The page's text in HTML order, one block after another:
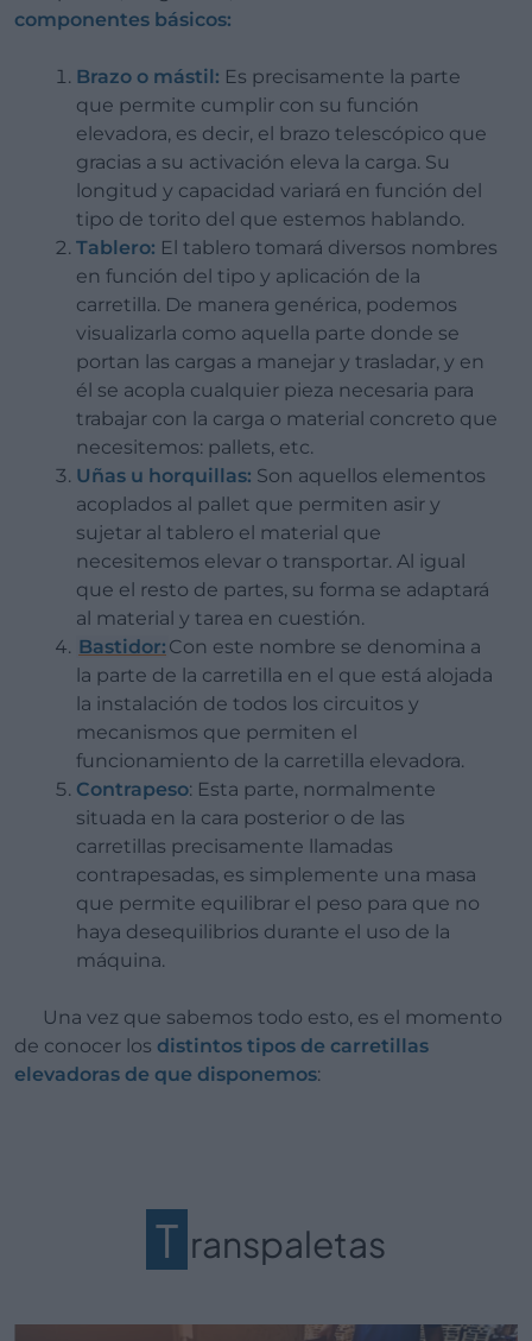
componentes básicos:
Brazo o mástil: Es precisamente la parte
que permite cumplir con su función
elevadora, es decir, el brazo telescópico que
gracias a su activación eleva la carga. Su
longitud y capacidad variará en función del
tipo de torito del que estemos hablando.
Tablero: El tablero tomará diversos nombres
en función del tipo y aplicación de la
carretilla. De manera genérica, podemos
visualizarla como aquella parte donde se
portan las cargas a manejar y trasladar, y en
él se acopla cualquier pieza necesaria para
trabajar con la carga o material concreto que
necesitemos: pallets, etc.
Uñas u horquillas: Son aquellos elementos
acoplados al pallet que permiten asir y
sujetar al tablero el material que
necesitemos elevar o transportar. Al igual
que el resto de partes, su forma se adaptará
al material y tarea en cuestión.
Bastidor: Con este nombre se denomina a
la parte de la carretilla en el que está alojada
la instalación de todos los circuitos y
mecanismos que permiten el
funcionamiento de la carretilla elevadora.
Contrapeso: Esta parte, normalmente
situada en la cara posterior o de las
carretillas precisamente llamadas
contrapesadas, es simplemente una masa
que permite equilibrar el peso para que no
haya desequilibrios durante el uso de la
máquina.
Una vez que sabemos todo esto, es el momento
de conocer los distintos tipos de carretillas
elevadoras de que disponemos:
T ranspaletas